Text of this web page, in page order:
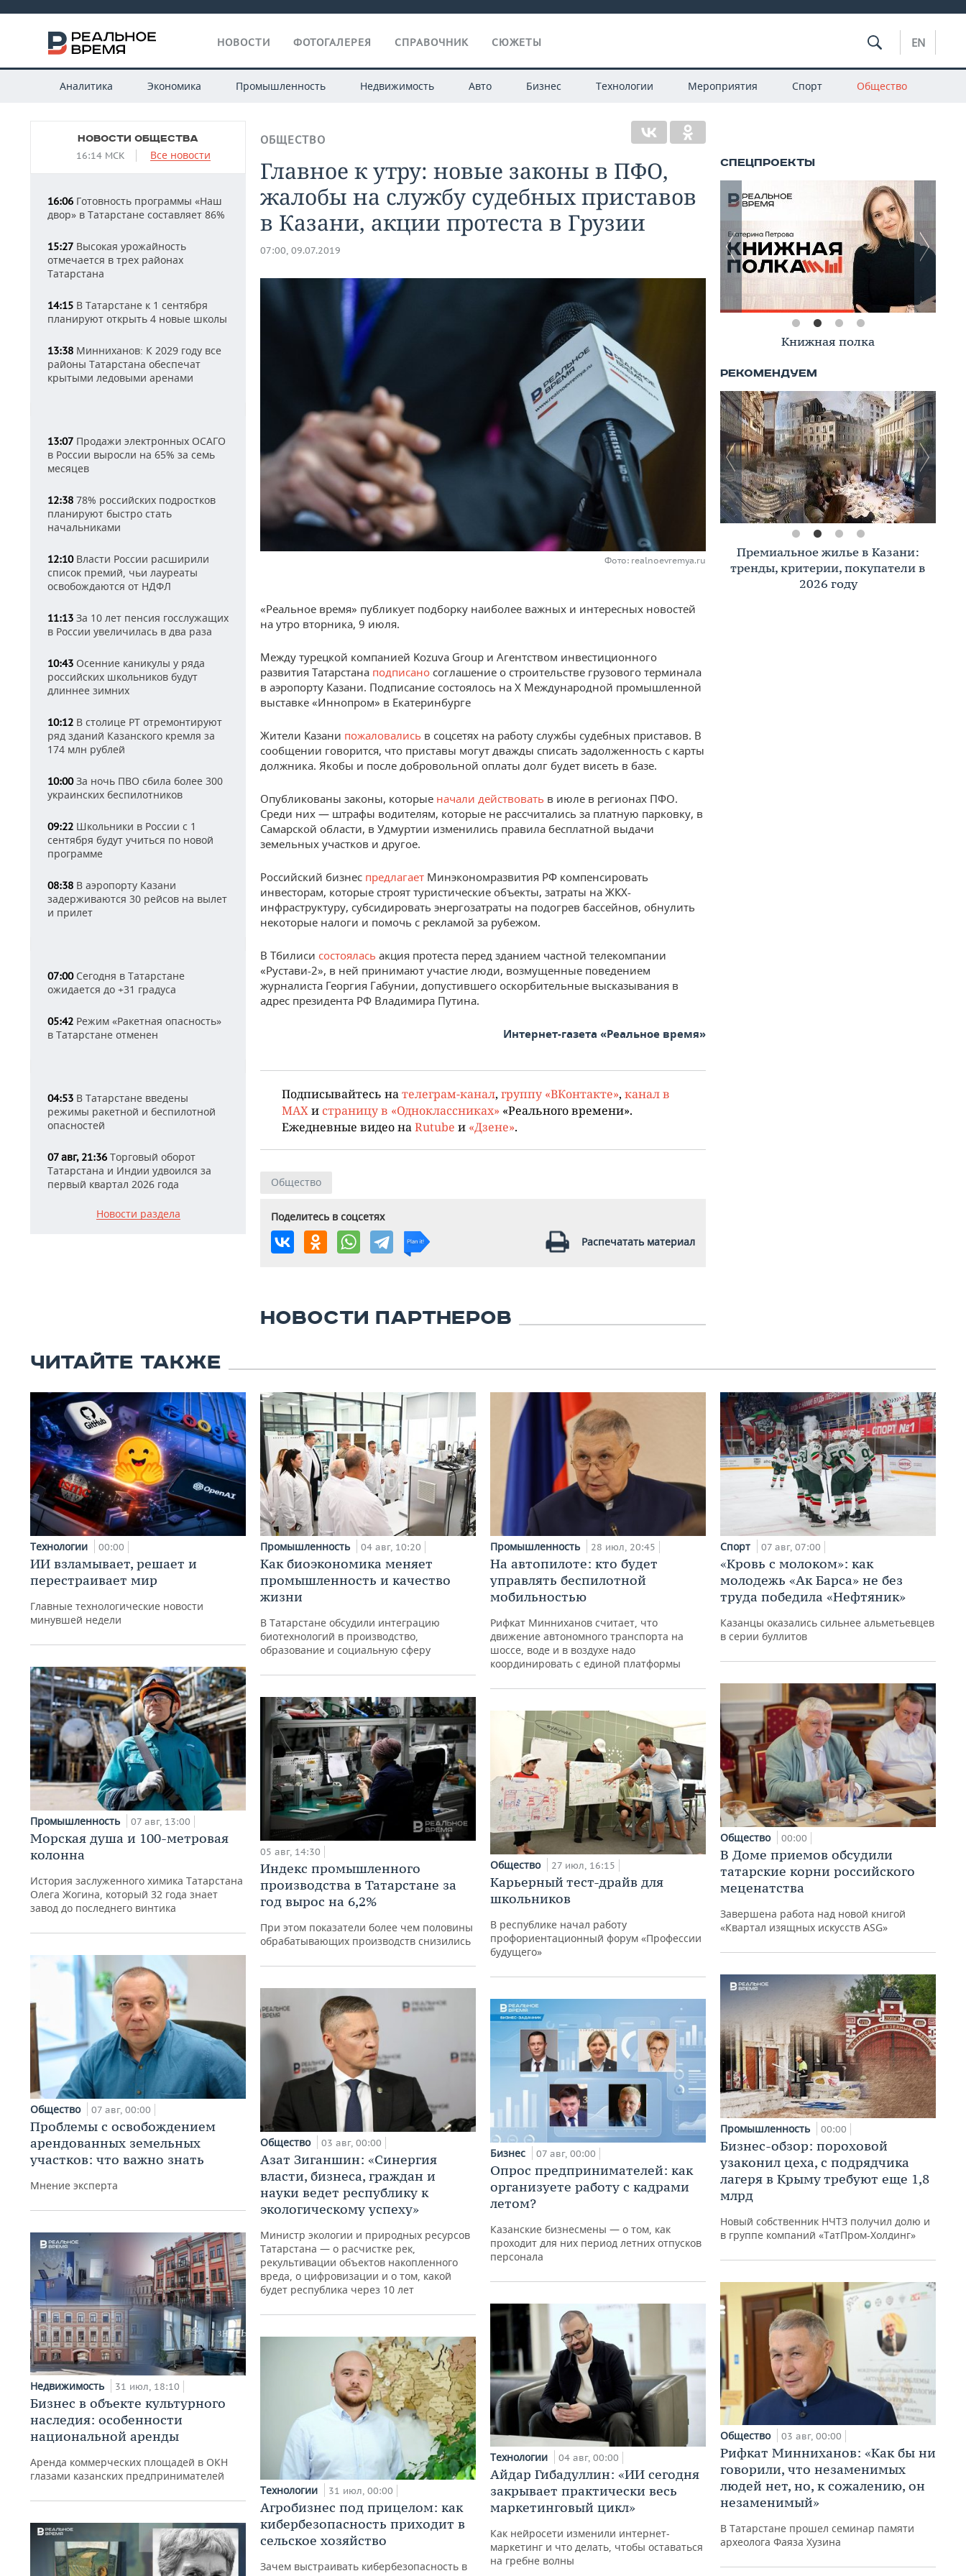
НОВОСТИ ФОТОГАЛЕРЕЯ СПРАВОЧНИК СЮЖЕТЫ EN
Аналитика Экономика Промышленность Недвижимость Авто Бизнес Технологии Мероприятия Спорт Общество
НОВОСТИ ОБЩЕСТВА
16:14 МСК Все новости
16:06 Готовность программы «Наш
двор» в Татарстане составляет 86%
15:27 Высокая урожайность
отмечается в трех районах
Татарстана
14:15 В Татарстане к 1 сентября
планируют открыть 4 новые школы
13:38 Минниханов: К 2029 году все
районы Татарстана обеспечат
крытыми ледовыми аренами
13:07 Продажи электронных ОСАГО
в России выросли на 65% за семь
месяцев
12:38 78% российских подростков
планируют быстро стать
начальниками
12:10Власти России расширили
список премий, чьи лауреаты
освобождаются от НДФЛ
11:13 За 10 лет пенсия госслужащих
в России увеличилась в два раза
10:43 Осенние каникулы у ряда
российских школьников будут
длиннее зимних
10:12 В столице РТ отремонтируют
ряд зданий Казанского кремля за
174 млн рублей
10:00За ночь ПВО сбила более 300
украинских беспилотников
09:22 Школьники в России с 1
сентября будут учиться по новой
программе
08:38 В аэропорту Казани
задерживаются 30 рейсов на вылет
и прилет
07:00Сегодня в Татарстане
ожидается до +31 градуса
05:42 Режим «Ракетная опасность»
в Татарстане отменен
04:53 В Татарстане введены
режимы ракетной и беспилотной
опасностей
07 авг, 21:36 Торговый оборот
Татарстана и Индии удвоился за
первый квартал 2026 года
Новости раздела
ОБЩЕСТВО
Главное к утру: новые законы в ПФО,
жалобы на службу судебных приставов
в Казани, акции протеста в Грузии
07:00, 09.07.2019
Фото: realnoevremya.ru
«Реальное время» публикует подборку наиболее важных и интересных новостей
на утро вторника, 9 июля.
Между турецкой компанией Kozuva Group и Агентством инвестиционного
развития Татарстана подписано соглашение о строительстве грузового терминала
в аэропорту Казани. Подписание состоялось на X Международной промышленной
выставке «Иннопром» в Екатеринбурге
Жители Казани пожаловались в соцсетях на работу службы судебных приставов. В
сообщении говорится, что приставы могут дважды списать задолженность с карты
должника. Якобы и после добровольной оплаты долг будет висеть в базе.
Опубликованы законы, которые начали действовать в июле в регионах ПФО.
Среди них — штрафы водителям, которые не рассчитались за платную парковку, в
Самарской области, в Удмуртии изменились правила бесплатной выдачи
земельных участков и другое.
Российский бизнес предлагает Минэкономразвития РФ компенсировать
инвесторам, которые строят туристические объекты, затраты на ЖКХ-
инфраструктуру, субсидировать энергозатраты на подогрев бассейнов, обнулить
некоторые налоги и помочь с рекламой за рубежом.
В Тбилиси состоялась акция протеста перед зданием частной телекомпании
«Рустави-2», в ней принимают участие люди, возмущенные поведением
журналиста Георгия Габунии, допустившего оскорбительные высказывания в
адрес президента РФ Владимира Путина.
Интернет-газета «Реальное время»
Подписывайтесь нателеграм-канал, группу «ВКонтакте», канал в
MAXи страницу в «Одноклассниках» «Реального времени».
Ежедневные видео наRutube и «Дзене».
Общество
Поделитесь в соцсетях
Распечатать материал
НОВОСТИ ПАРТНЕРОВ
Книжная полка
Премиальное жилье в Казани:
тренды, критерии, покупатели в
2026 году
ЧИТАЙТЕ ТАКЖЕ
Технологии 00:00
ИИ взламывает, решает и
перестраивает мир
Главные технологические новости
минувшей недели
Промышленность 07 авг, 13:00
Морская душа и 100-метровая
колонна
История заслуженного химика Татарстана
Олега Жогина, который 32 года знает
завод до последнего винтика
Общество 07 авг, 00:00
Проблемы с освобождением
арендованных земельных
участков: что важно знать
Мнение эксперта
Недвижимость 31 июл, 18:10
Бизнес в объекте культурного
наследия: особенности
национальной аренды
Аренда коммерческих площадей в ОКН
глазами казанских предпринимателей
Промышленность 04 авг, 10:20
Как биоэкономика меняет
промышленность и качество
жизни
В Татарстане обсудили интеграцию
биотехнологий в производство,
образование и социальную сферу
05 авг, 14:30
Индекс промышленного
производства в Татарстане за
год вырос на 6,2%
При этом показатели более чем половины
обрабатывающих производств снизились
Общество 03 авг, 00:00
Азат Зиганшин: «Синергия
власти, бизнеса, граждан и
науки ведет республику к
экологическому успеху»
Министр экологии и природных ресурсов
Татарстана — о расчистке рек,
рекультивации объектов накопленного
вреда, о цифровизации и о том, какой
будет республика через 10 лет
Технологии 31 июл, 00:00
Агробизнес под прицелом: как
кибербезопасность приходит в
сельское хозяйство
Зачем выстраивать кибербезопасность в
Промышленность 28 июл, 20:45
На автопилоте: кто будет
управлять беспилотной
мобильностью
Рифкат Минниханов считает, что
движение автономного транспорта на
шоссе, воде и в воздухе надо
координировать с единой платформы
Общество 27 июл, 16:15
Карьерный тест-драйв для
школьников
В республике начал работу
профориентационный форум «Профессии
будущего»
Бизнес 07 авг, 00:00
Опрос предпринимателей: как
организуете работу с кадрами
летом?
Казанские бизнесмены — о том, как
проходит для них период летних отпусков
персонала
Технологии 04 авг, 00:00
Айдар Гибадуллин: «ИИ сегодня
закрывает практически весь
маркетинговый цикл»
Как нейросети изменили интернет-
маркетинг и что делать, чтобы оставаться
на гребне волны
Спорт 07 авг, 07:00
«Кровь с молоком»: как
молодежь «Ак Барса» не без
труда победила «Нефтяник»
Казанцы оказались сильнее альметьевцев
в серии буллитов
Общество 00:00
В Доме приемов обсудили
татарские корни российского
меценатства
Завершена работа над новой книгой
«Квартал изящных искусств ASG»
Промышленность 00:00
Бизнес-обзор: пороховой
узаконил цеха, с подрядчика
лагеря в Крыму требуют еще 1,8
млрд
Новый собственник НЧТЗ получил долю и
в группе компаний «ТатПром-Холдинг»
Общество 03 авг, 00:00
Рифкат Минниханов: «Как бы ни
говорили, что незаменимых
людей нет, но, к сожалению, он
незаменимый»
В Татарстане прошел семинар памяти
археолога Фаяза Хузина